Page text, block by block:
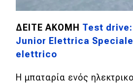
ΔΕΙΤΕ ΑΚΟΜΗ Test
Junior Elettrica
elettrico
Η μπαταρία ενός